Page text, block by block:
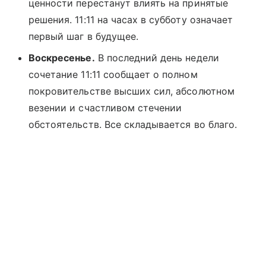
ценности перестанут влиять на принятые
решения. 11:11 на часах в субботу означает
первый шаг в будущее.
Воскресенье. В последний день недели
сочетание 11:11 сообщает о полном
покровительстве высших сил, абсолютном
везении и счастливом стечении
обстоятельств. Все складывается во благо.